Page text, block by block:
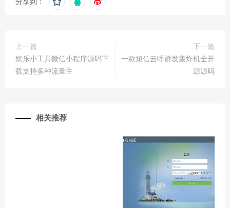
分享到：
上一篇
娱乐小工具微信小程序源码下
载支持多种流量主
下一篇
一款短信云呼群发轰炸机全开
源源码
相关推荐